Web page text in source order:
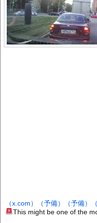
10年もの間浮気してた嫁。まさ
ウクライナ侵攻以降、ロシア軍
【配信者】「金バエ」のSNS更新
【画像】女の子「危機管理フォー
「王様のブランチ」現役リポータ
（x.com） （予備） （予備）
This might be one of the